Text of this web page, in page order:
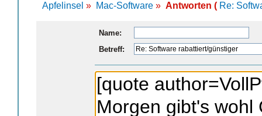
Apfelinsel » Mac-Software » Antworten ( Re:
Name:
Betreff: